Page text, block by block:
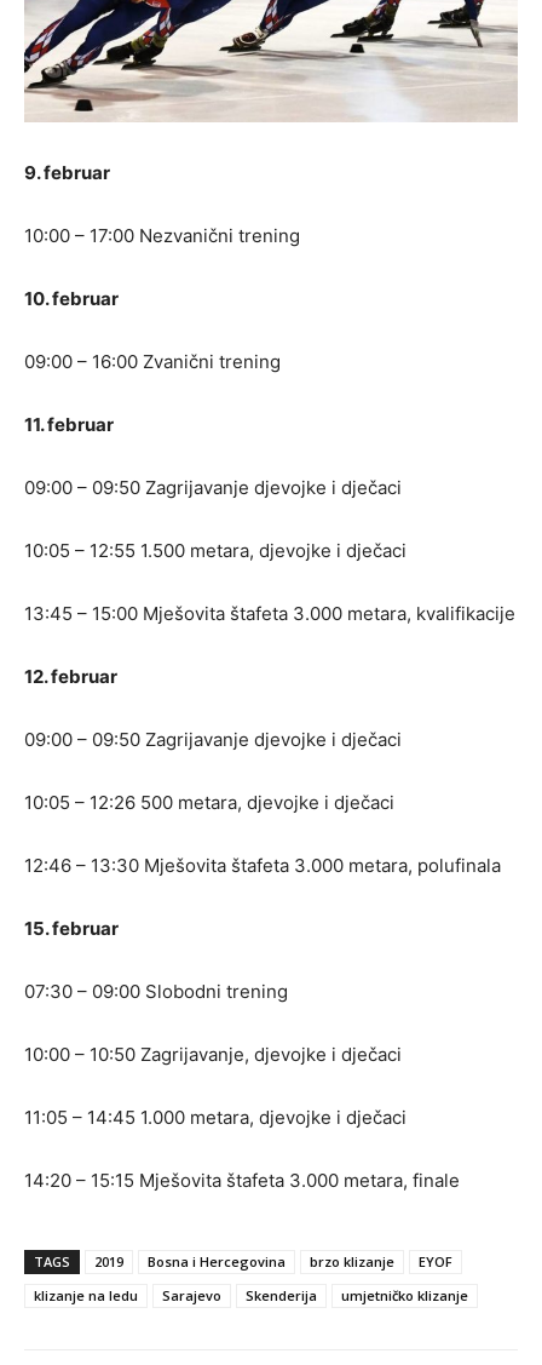
9. februar
10:00 – 17:00 Nezvanični trening
10. februar
09:00 – 16:00 Zvanični trening
11. februar
09:00 – 09:50 Zagrijavanje djevojke i dječaci
10:05 – 12:55 1.500 metara, djevojke i dječaci
13:45 – 15:00 Mješovita štafeta 3.000 metara, kvalifikacije
12. februar
09:00 – 09:50 Zagrijavanje djevojke i dječaci
10:05 – 12:26 500 metara, djevojke i dječaci
12:46 – 13:30 Mješovita štafeta 3.000 metara, polufinala
15. februar
07:30 – 09:00 Slobodni trening
10:00 – 10:50 Zagrijavanje, djevojke i dječaci
11:05 – 14:45 1.000 metara, djevojke i dječaci
14:20 – 15:15 Mješovita štafeta 3.000 metara, finale
TAGS 2019 Bosna i Hercegovina brzo klizanje
EYOF
klizanje na ledu
Sarajevo Skenderija umjetničko klizanje